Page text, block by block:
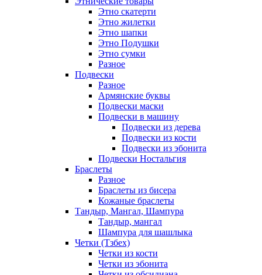
Этно скатерти
Этно жилетки
Этно шапки
Этно Подушки
Этно сумки
Разное
Подвески
Разное
Армянские буквы
Подвески маски
Подвески в машину
Подвески из дерева
Подвески из кости
Подвески из эбонита
Подвески Ностальгия
Браслеты
Разное
Браслеты из бисера
Кожаные браслеты
Тандыр, Мангал, Шампура
Тандыр, мангал
Шампура для шашлыка
Четки (Тзбех)
Четки из кости
Четки из эбонита